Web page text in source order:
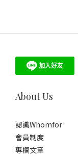
About Us
認識Whomfor
會員制度
專欄文章